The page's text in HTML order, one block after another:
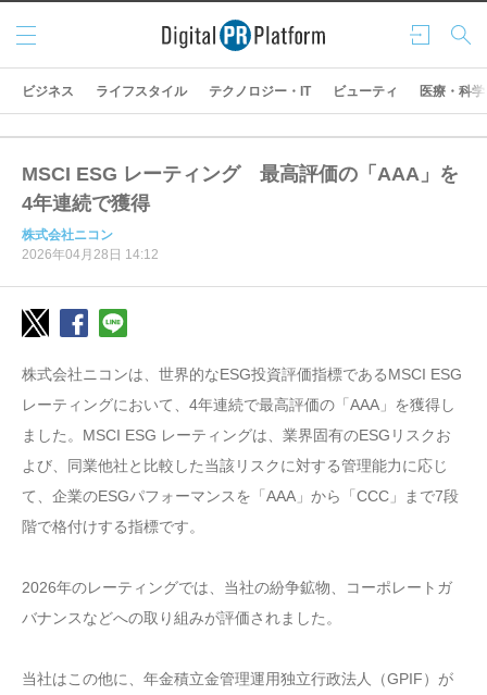
ログ
イン
検索
メニ
ュー
ビジネス ライフスタイル テクノロジー・IT ビューティ 医療・科学
MSCI ESG レーティング 最高評価の「AAA」を
4年連続で獲得
株式会社ニコン
2026年04月28日 14:12
株式会社ニコンは、世界的なESG投資評価指標であるMSCI ESG
レーティングにおいて、4年連続で最高評価の「AAA」を獲得し
ました。MSCI ESG レーティングは、業界固有のESGリスクお
よび、同業他社と比較した当該リスクに対する管理能力に応じ
て、企業のESGパフォーマンスを「AAA」から「CCC」まで7段
階で格付けする指標です。
2026年のレーティングでは、当社の紛争鉱物、コーポレートガ
バナンスなどへの取り組みが評価されました。
当社はこの他に、年金積立金管理運用独立行政法人（GPIF）が